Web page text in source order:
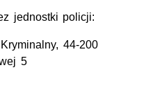
jednostki policji:
44-200
5